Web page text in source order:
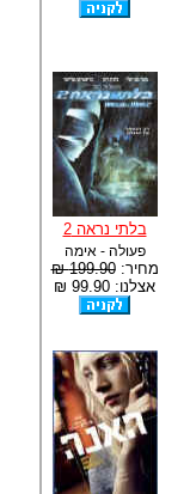
בלתי נראה 2
פעולה - אימה
מחיר:199.90 ₪
אצלנו: 99.90 ₪